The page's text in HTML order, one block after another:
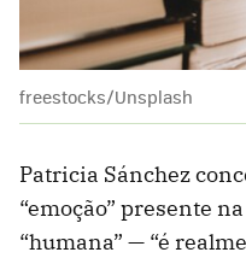
freestocks/Unsplash
Patricia Sánchez
“emoção” presente
“humana” — “é